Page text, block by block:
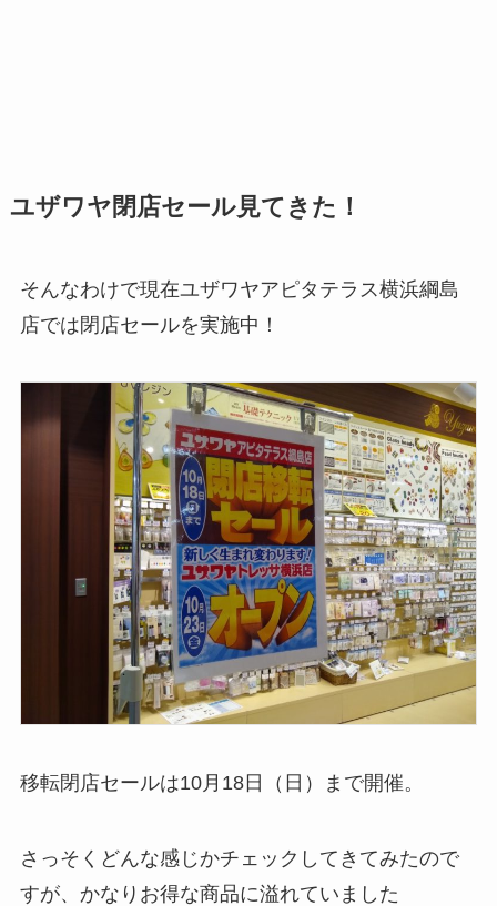
ユザワヤ閉店セール見てきた！
そんなわけで現在ユザワヤアピタテラス横浜綱島
店では閉店セールを実施中！
移転閉店セールは10月18日（日）まで開催。
さっそくどんな感じかチェックしてきてみたので
すが、かなりお得な商品に溢れていました